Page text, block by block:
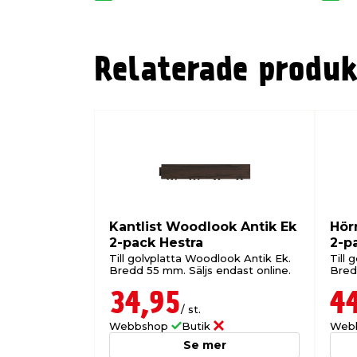
Relaterade
Kantlist Woodlook Antik Ek
2-pack Hestra
Till golvplatta Woodlook Antik Ek.
Bredd 55 mm. Säljs endast online.
34,95/ st.
Webbshop
Butik
Se mer
2-
Till